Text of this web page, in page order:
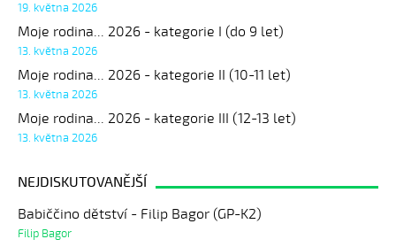
19. května 2026
Moje rodina... 2026 - kategorie I (do 9 let)
13. května 2026
Moje rodina... 2026 - kategorie II (10-11 let)
13. května 2026
Moje rodina... 2026 - kategorie III (12-13 let)
13. května 2026
NEJDISKUTOVANĚJŠÍ
Babiččino dětství - Filip Bagor (GP-K2)
Filip Bagor